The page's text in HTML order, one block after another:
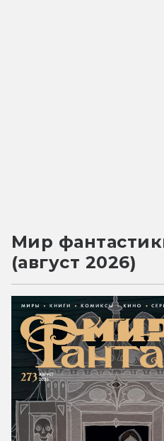
Мир
(август 2026)